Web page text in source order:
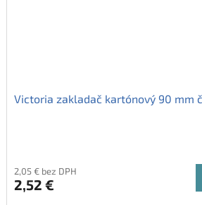
Victoria zakladač kartónový 90 mm
2,05 € bez DPH
2,52 €